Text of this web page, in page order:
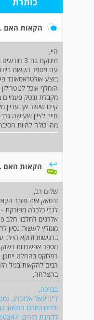
היי,
תינוקת בת
עם מספר הקאות
בוצע אולטראסאונד
הוחלף אוכל לנוטרילון
מקבלת זנטק פעמיים
קיים שיפור אך עדיין
חייב לציין שעושה
מה יכולה להיות
שלום רב,
זנטאק אינו פותר
לגבי כלכלה מפורקת -
אלרגים לחלבון חלב
מומלץ לעשות נסיון
מספר אפשרויות בשוק.
רפלוקס בהחלט
רבים להקאות בגיל
בהצלחה,
בברכה,
ד"ר יגאל אלנברג,
ילדים במרכז הרפואי
להמנת תורים: 04-8250247